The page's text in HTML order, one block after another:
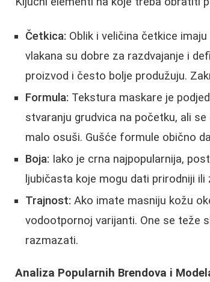
Četkica: Oblik i veličina četkice
vlakana su dobre za razdvajanje i
proizvod i često bolje produžuju.
Formula: Tekstura maskare je
stvaranju grudvica na početku, ali
malo osuši. Gušće formule obično
Boja: Iako je crna najpopularnija,
ljubičasta koje mogu dati prirodniji ili
Trajnost: Ako imate masniju kožu
vodootpornoj varijanti. One se teže
razmazati.
Analiza Popularnih Brendova i